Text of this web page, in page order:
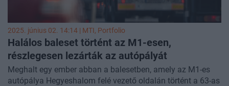
2025. június 02. 14:14 | MTI, Portfolio
Halálos baleset történt az M1-esen,
részlegesen lezárták az autópályát
Meghalt egy ember abban a balesetben, amely az M1-es
autópálya Hegyeshalom felé vezető oldalán történt a 63-as